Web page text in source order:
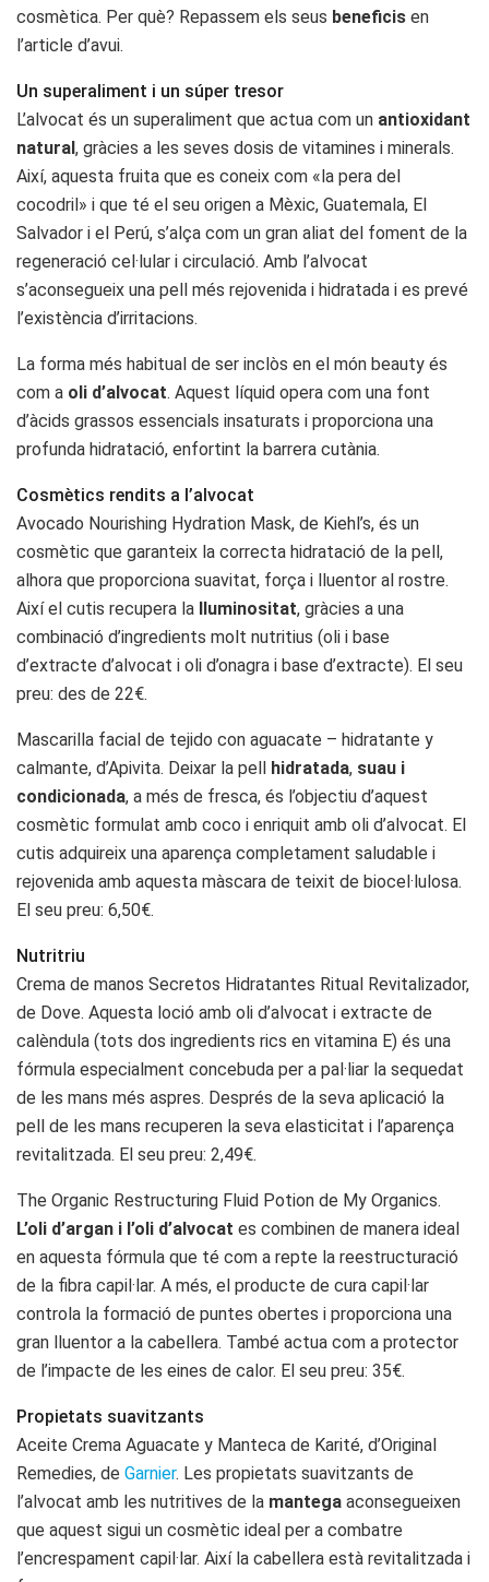
cosmètica. Per què? Repassem els seus beneficis en
l’article d’avui.
Un superaliment i un súper tresor
L’alvocat és un superaliment que actua com un antioxidant
natural , gràcies a les seves dosis de vitamines i minerals.
Així, aquesta fruita que es coneix com «la pera del
cocodril» i que té el seu origen a Mèxic, Guatemala, El
Salvador i el Perú, s’alça com un gran aliat del foment de la
regeneració cel·lular i circulació. Amb l’alvocat
s’aconsegueix una pell més rejovenida i hidratada i es prevé
l’existència d’irritacions.
La forma més habitual de ser inclòs en el món beauty és
com a oli d’alvocat. Aquest líquid opera com una font
d’àcids grassos essencials insaturats i proporciona una
profunda hidratació, enfortint la barrera cutània.
Cosmètics rendits a l’alvocat
Avocado Nourishing Hydration Mask, de Kiehl’s, és un
cosmètic que garanteix la correcta hidratació de la pell,
alhora que proporciona suavitat, força i lluentor al rostre.
Així el cutis recupera la
lluminositat, gràcies a una
combinació d’ingredients molt nutritius (oli i base
d’extracte d’alvocat i oli d’onagra i base d’extracte). El seu
preu: des de 22€.
Mascarilla facial de tejido con aguacate – hidratante y
calmante, d’Apivita. Deixar la pell
hidratada, suau i
condicionada, a més de fresca, és l’objectiu d’aquest
cosmètic formulat amb coco i enriquit amb oli d’alvocat. El
cutis adquireix una aparença completament saludable i
rejovenida amb aquesta màscara de teixit de biocel·lulosa.
El seu preu: 6,50€.
Nutritriu
Crema de manos Secretos Hidratantes Ritual Revitalizador,
de Dove. Aquesta loció amb oli d’alvocat i extracte de
calèndula (tots dos ingredients rics en vitamina E) és una
fórmula especialment concebuda per a pal·liar la sequedat
de les mans més aspres. Després de la seva aplicació la
pell de les mans recuperen la seva elasticitat i l’aparença
revitalitzada. El seu preu: 2,49€.
The Organic Restructuring Fluid Potion de My Organics.
L’oli d’argan i l’oli d’alvocat es combinen de manera ideal
en aquesta fórmula que té com a repte la reestructuració
de la fibra capil·lar. A més, el producte de cura capil·lar
controla la formació de puntes obertes i proporciona una
gran lluentor a la cabellera. També actua com a protector
de l’impacte de les eines de calor. El seu preu: 35€.
Propietats suavitzants
Aceite Crema Aguacate y Manteca de Karité, d’Original
Remedies, de Garnier. Les propietats suavitzants de
l’alvocat amb les nutritives de la mantega aconsegueixen
que aquest sigui un cosmètic ideal per a combatre
l’encrespament capil·lar. Així la cabellera està revitalitzada i